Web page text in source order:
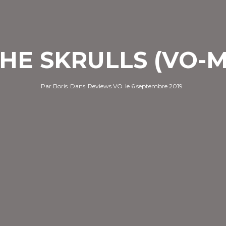
SKRULLS (VO-
Par Boris Dans Reviews VO le 6 septembre 2019